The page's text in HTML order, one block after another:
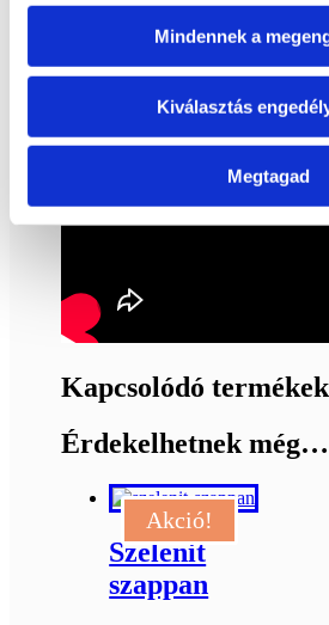
Mindennek a
Kiválasztás
Megtagad
Kapcsolódó termékek
Érdekelhetnek még…
Akció!
Szelenit
szappan